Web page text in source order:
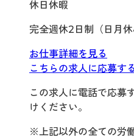
休日休暇
完全週休2日制（日月
お仕事詳細を見る
こちらの求人に応募する
この求人に電話で応募
けください。
※上記以外の全ての労